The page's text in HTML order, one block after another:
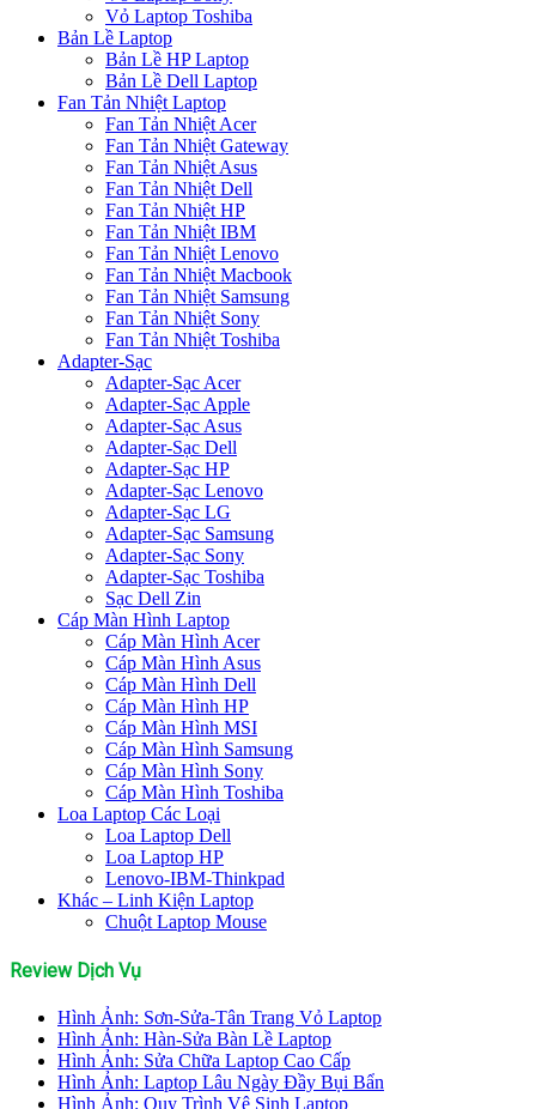
Vỏ Laptop Toshiba
Bản Lề Laptop
Bản Lề HP Laptop
Bản Lề Dell Laptop
Fan Tản Nhiệt Laptop
Fan Tản Nhiệt Acer
Fan Tản Nhiệt Gateway
Fan Tản Nhiệt Asus
Fan Tản Nhiệt Dell
Fan Tản Nhiệt HP
Fan Tản Nhiệt IBM
Fan Tản Nhiệt Lenovo
Fan Tản Nhiệt Macbook
Fan Tản Nhiệt Samsung
Fan Tản Nhiệt Sony
Fan Tản Nhiệt Toshiba
Adapter-Sạc
Adapter-Sạc Acer
Adapter-Sạc Apple
Adapter-Sạc Asus
Adapter-Sạc Dell
Adapter-Sạc HP
Adapter-Sạc Lenovo
Adapter-Sạc LG
Adapter-Sạc Samsung
Adapter-Sạc Sony
Adapter-Sạc Toshiba
Sạc Dell Zin
Cáp Màn Hình Laptop
Cáp Màn Hình Acer
Cáp Màn Hình Asus
Cáp Màn Hình Dell
Cáp Màn Hình HP
Cáp Màn Hình MSI
Cáp Màn Hình Samsung
Cáp Màn Hình Sony
Cáp Màn Hình Toshiba
Loa Laptop Các Loại
Loa Laptop Dell
Loa Laptop HP
Lenovo-IBM-Thinkpad
Khác – Linh Kiện Laptop
Chuột Laptop Mouse
Review Dịch Vụ
Hình Ảnh: Sơn-Sửa-Tân Trang Vỏ Laptop
Hình Ảnh: Hàn-Sửa Bàn Lề Laptop
Hình Ảnh: Sửa Chữa Laptop Cao Cấp
Hình Ảnh: Laptop Lâu Ngày Đầy Bụi Bẩn
Hình Ảnh: Quy Trình Vệ Sinh Laptop